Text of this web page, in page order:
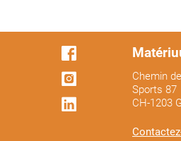
Chemin
Sports 87
CH-1203